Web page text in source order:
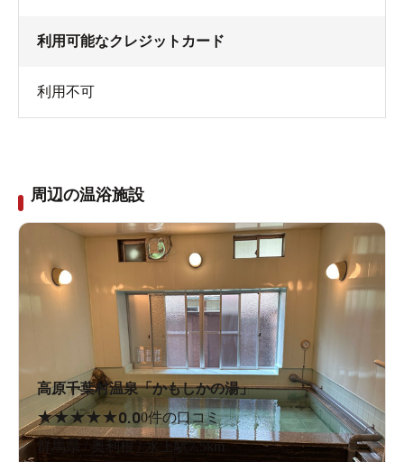
利用可能なクレジットカード
利用不可
周辺の温浴施設
高原千葉村温泉「かもしかの湯」
★★★★★0.00件の口コミ
群馬県 / 奥利根 / 水上駅7.5km